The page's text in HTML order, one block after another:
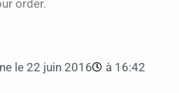
order.
le 22 juin 2016 à 16:42